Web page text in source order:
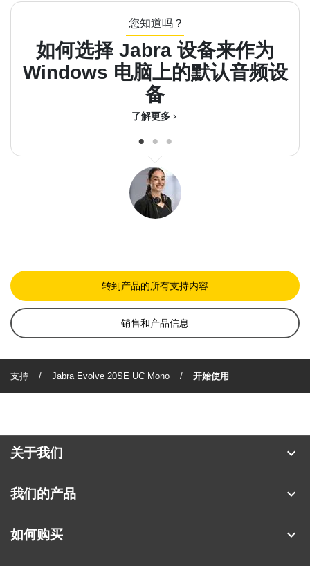
您知道吗？
如何选择 Jabra 设备来作为
Windows 电脑上的默认音频设
备
chevron_right
了解更多
转到产品的所有支持内容
销售和产品信息
支持 Jabra Evolve 20SE UC Mono 开始使用
expand_more
关于我们
关于 Jabra
可持续发展
expand_more
我们的产品
expand_more
如何购买